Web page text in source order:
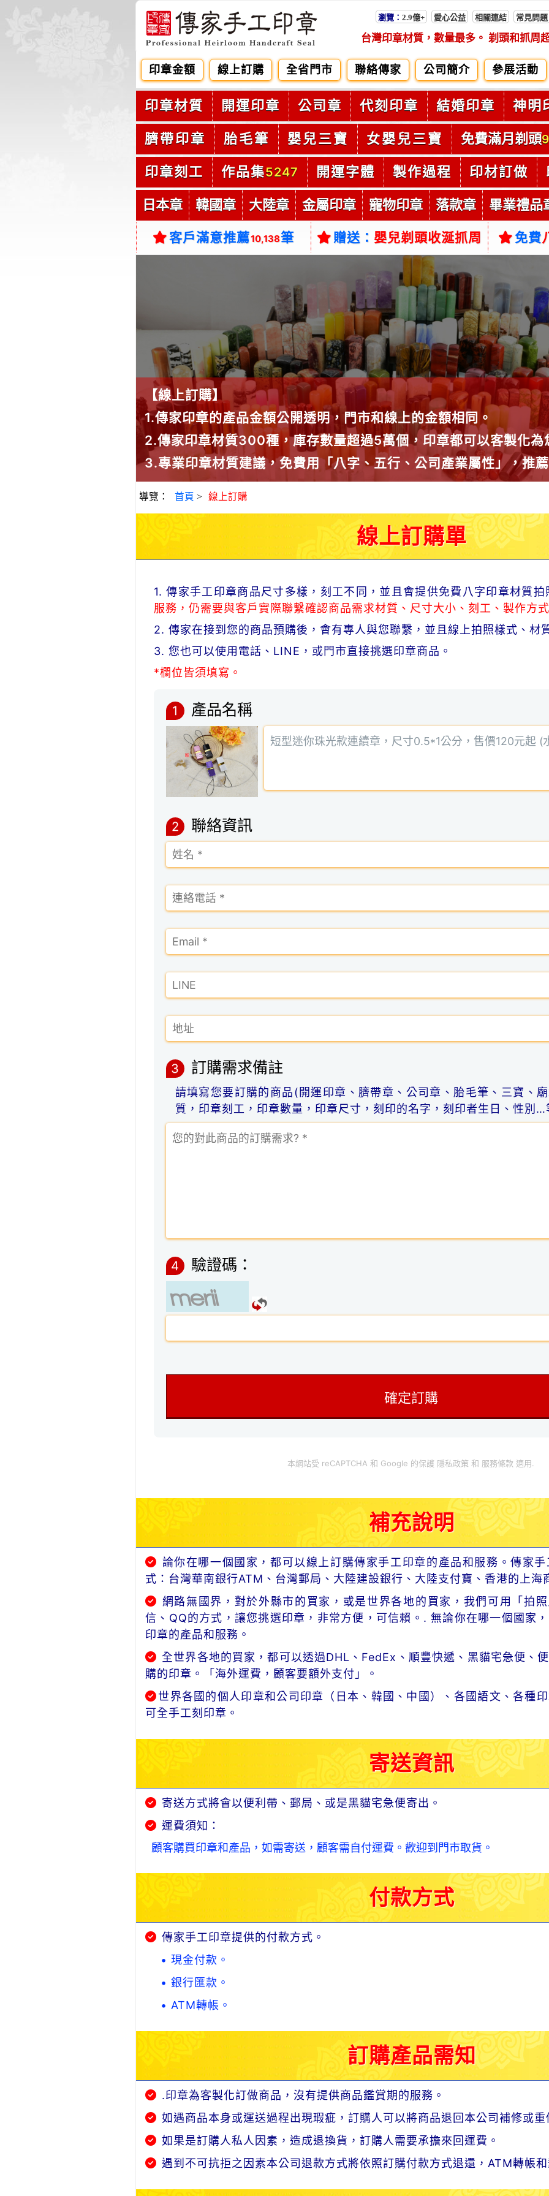
瀏覽： 2.9億+ 愛心公益 相關連結 常見問題
台灣印章材質，數量最多。 剃頭和抓周
印章金額 線上訂購 全省門市 聯絡傳家 公司簡介 參展活動
印章材質 開運印章 公司章 代刻印章 結婚印章 神明
臍帶印章 胎毛筆 嬰兒三寶 女嬰兒三寶 免費滿月剃頭
印章刻工 作品集5247 開運字體 製作過程 印材訂做
日本章 韓國章 大陸章 金屬印章 寵物印章 落款章 畢業禮品
客戶滿意推薦10,138筆 贈送： 嬰兒剃頭收涎抓周 免費
【線上訂購】
1.傳家印章的產品金額公開透明，門市和線上的金額相同。
2.傳家印章材質300種，庫存數量超過5萬個，印章都可以客製化為
3.專業印章材質建議，免費用「八字、五行、公司產業屬性」，推
導覽： 首頁 > 線上訂購
線上訂購單
1. 傳家手工印章商品尺寸多樣，刻工不同，並且會提供免費八字印章材質拍
服務，仍需要與客戶實際聯繫確認商品需求材質、尺寸大小、刻工、製作方
2. 傳家在接到您的商品預購後，會有專人與您聯繫，並且線上拍照樣式、材
3. 您也可以使用電話、LINE，或門市直接挑選印章商品。
*欄位皆須填寫。
1 產品名稱
2 聯絡資訊
3 訂購需求備註
請填寫您要訂購的商品(開運印章、臍帶章、公司章、胎毛筆、三寶、
質，印章刻工，印章數量，印章尺寸，刻印的名字，刻印者生日、性別…
4 驗證碼：
本網站受 reCAPTCHA 和 Google 的保護 隱私政策 和 服務條款 適用.
補充說明
論你在哪一個國家，都可以線上訂購傳家手工印章的產品和服務。傳家
式：台灣華南銀行ATM、台灣郵局、大陸建設銀行、大陸支付寶、香港的上
網路無國界，對於外縣市的買家，或是世界各地的買家，我們可用「拍
信、QQ的方式，讓您挑選印章，非常方便，可信賴。. 無論你在哪一個國家
印章的產品和服務。
全世界各地的買家，都可以透過DHL、FedEx、順豐快遞、黑貓宅急便、
購的印章。「海外運費，顧客要額外支付」。
世界各國的個人印章和公司印章（日本、韓國、中國）、各國語文、各種
可全手工刻印章。
寄送資訊
寄送方式將會以便利帶、郵局、或是黑貓宅急便寄出。
運費須知：
顧客購買印章和產品，如需寄送，顧客需自付運費。歡迎到門市取貨。
付款方式
傳家手工印章提供的付款方式。
• 現金付款。
• 銀行匯款。
• ATM轉帳。
訂購產品需知
.印章為客製化訂做商品，沒有提供商品鑑賞期的服務。
如遇商品本身或運送過程出現瑕疵，訂購人可以將商品退回本公司補修或
如果是訂購人私人因素，造成退換貨，訂購人需要承擔來回運費。
遇到不可抗拒之因素本公司退款方式將依照訂購付款方式退還，ATM轉帳